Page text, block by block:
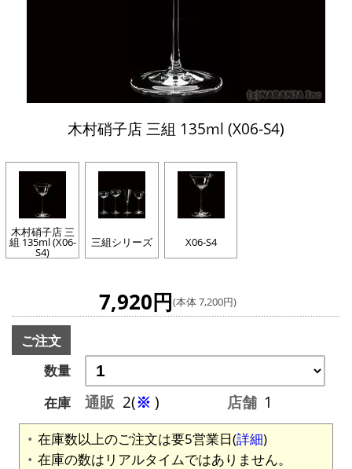
木村硝子店 三組 135ml (X06-S4)
木村硝子店 三
組 135ml (X06-
S4)
三組シリーズ X06-S4
7,920円(本体 7,200円)
ご注文
数量
在庫
通販 2(※ ) 店舗 1
在庫数以上のご注文は要5営業日(詳細)
在庫の数はリアルタイムではありません。